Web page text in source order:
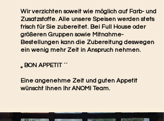
Wir verzichten soweit wie möglich auf Farb- und
Zusatzstoffe. Alle unsere Speisen werden stets
frisch für Sie zubereitet. Bei Full House oder
größeren Gruppen sowie Mitnahme-
Bestellungen kann die Zubereitung deswegen
ein wenig mehr Zeit in Anspruch nehmen.
„ BON APPETIT ´´
Eine angenehme Zeit und guten Appetit
wünscht Ihnen Ihr ANOMI Team.